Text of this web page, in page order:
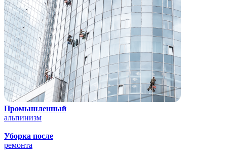
Промышленный
альпинизм
Уборка после
ремонта